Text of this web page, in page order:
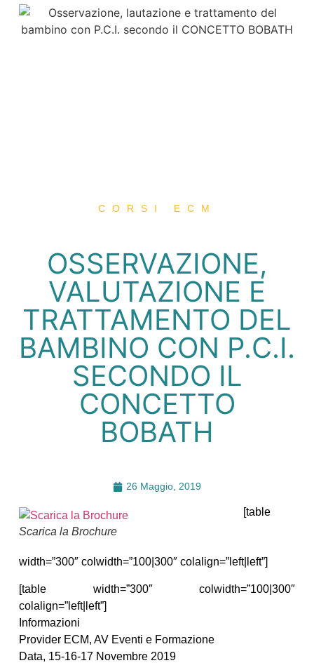
CORSI ECM
OSSERVAZIONE,
VALUTAZIONE E
TRATTAMENTO DEL
BAMBINO CON P.C.I.
SECONDO IL
CONCETTO
BOBATH
26 Maggio, 2019
Scarica la Brochure
[table
width=”300″ colwidth=”100|300″ colalign=”left|left”]
[table width=”300″ colwidth=”100|300″
colalign=”left|left”]
Informazioni
Provider ECM, AV Eventi e Formazione
Data, 15-16-17 Novembre 2019